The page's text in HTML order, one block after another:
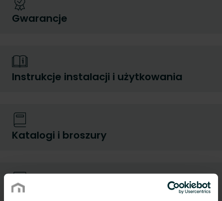
Gwarancje
Instrukcje instalacji i użytkowania
Katalogi i broszury
Karty katalogowe